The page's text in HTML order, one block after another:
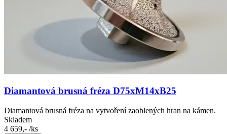
Diamantová brusná fréza D75xM14xB25
Diamantová brusná fréza na vytvoření zaoblených hran na kámen.
Skladem
4 659,- /ks